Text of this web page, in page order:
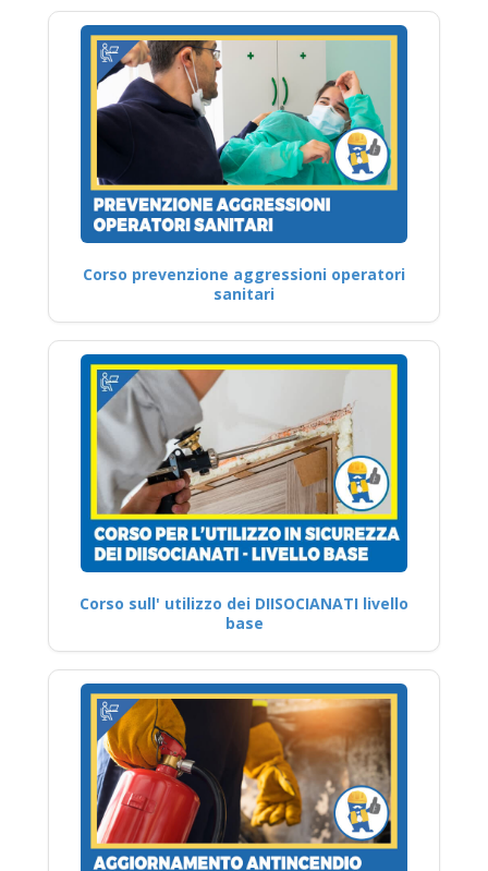
Corso prevenzione aggressioni operatori
sanitari
Corso sull' utilizzo dei DIISOCIANATI livello
base